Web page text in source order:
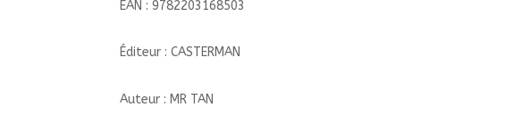
EAN : 9782203168503
Éditeur : CASTERMAN
Auteur : MR TAN